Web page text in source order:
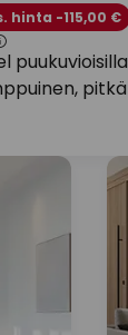
puukuvioisilla
pitkä
hinta -115,00 €